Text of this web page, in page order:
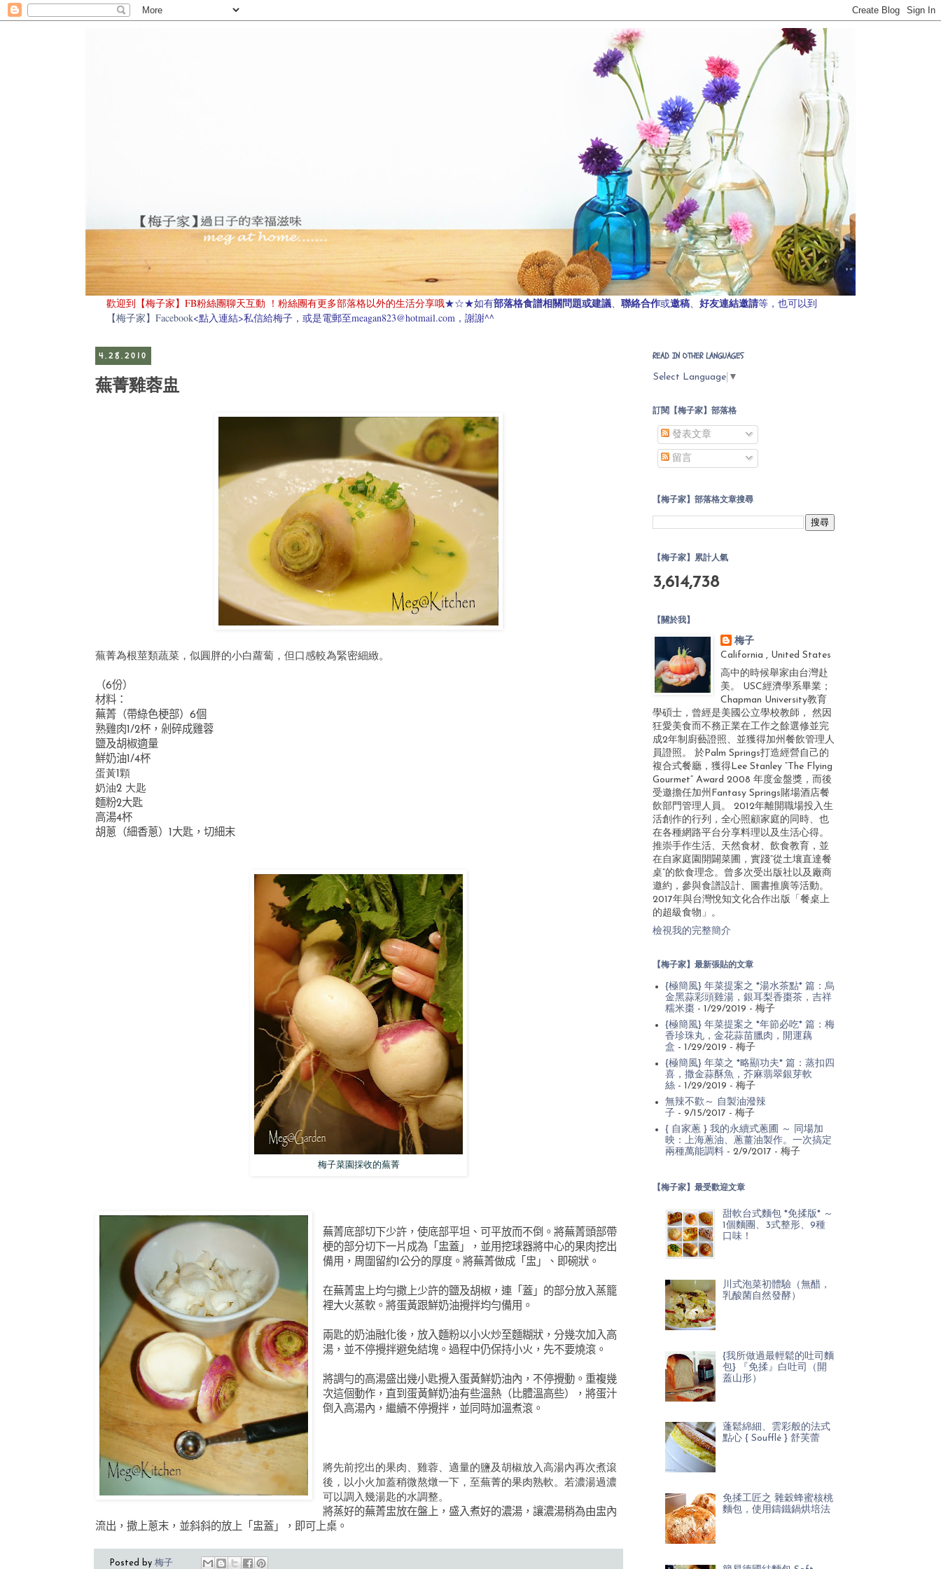
歡迎到 【梅子家】FB粉絲團聊天互動 ！粉絲團有更多部落格以外的生活分享哦★☆★如有部落格食譜相關問題或建議、 聯絡合作或邀稿、 好友連結邀請等，也可以到
【梅子家】Facebook<點入連結>私信給梅子，或是電郵至meagan823@hotmail.com，謝謝^^
4.28.2010
蕪菁雞蓉盅
蕪菁為根莖類蔬菜，似圓胖的小白蘿蔔，但口感較為緊密細緻。
（6份）
材料：
蕪菁（帶綠色梗部） 6個
熟雞肉 1/2杯，剁碎成雞蓉
鹽及胡椒適量
鮮奶油1/4杯
蛋黃1顆
奶油2 大匙
麵粉2大匙
高湯4杯
胡蔥（細香蔥） 1 大匙，切細末
梅子菜園採收的蕪菁
蕪菁底部切下少許，使底部平坦、可平放而不倒。將蕪菁頭部帶
梗的部分切下一片成為「盅蓋」，並用挖球器將中心的果肉挖出
備用，周圍留約1公分的厚度。將蕪菁做成「盅」、即碗狀。
在蕪菁盅上均勻撒上少許的鹽及胡椒，連「蓋」的部分放入蒸籠
裡大火蒸軟。將蛋黃跟鮮奶油攪拌均勻備用。
兩匙的奶油融化後，放入麵粉以小火炒至麵糊狀，分幾次加入高
湯，並不停攪拌避免結塊。過程中仍保持小火，先不要燒滾。
將調勻的高湯盛出幾小匙攪入蛋黃鮮奶油內，不停攪動。重複幾
次這個動作，直到蛋黃鮮奶油有些溫熱（比體溫高些），將蛋汁
倒入高湯內，繼續不停攪拌，並同時加溫煮滾。
將先前挖出的果肉、雞蓉、適量的鹽及胡椒放入高湯內再次煮滾
後，以小火加蓋稍微熬燉一下，至蕪菁的果肉熟軟。若濃湯過濃
可以調入幾湯匙的水調整。
將蒸好的蕪菁盅放在盤上，盛入煮好的濃湯，讓濃湯稍為由盅內
流出，撒上蔥末，並斜斜的放上「盅蓋」，即可上桌。
Posted by 梅子
READ IN OTHER LANGUAGES
Select Language ▼
訂閱【梅子家】部落格
發表文章
留言
【梅子家】部落格文章搜尋
【梅子家】累計人氣
3,614,738
【關於我】
梅子
California , United States
高中的時候舉家由台灣赴
美。 USC經濟學系畢業；
Chapman University教育
學碩士，曾經是美國公立學校教師， 然因
狂愛美食而不務正業在工作之餘選修並完
成2年制廚藝證照、並獲得加州餐飲管理人
員證照。 於Palm Springs打造經營自己的
複合式餐廳，獲得Lee Stanley “The Flying
Gourmet” Award 2008 年度金盤獎，而後
受邀擔任加州Fantasy Springs賭場酒店餐
飲部門管理人員。 2012年離開職場投入生
活創作的行列，全心照顧家庭的同時、也
在各種網路平台分享料理以及生活心得。
推崇手作生活、天然食材、飲食教育，並
在自家庭園開闢菜圃，實踐“從土壤直達餐
桌”的飲食理念。曾多次受出版社以及廠商
邀約，參與食譜設計、圖書推廣等活動。
2017年與台灣悅知文化合作出版「餐桌上
的超級食物」。
檢視我的完整簡介
【梅子家】最新張貼的文章
{極簡風} 年菜提案之 *湯水茶點* 篇：烏
金黑蒜彩頭雞湯，銀耳梨香棗茶，吉祥
糯米棗- 1/29/2019 - 梅子
{極簡風} 年菜提案之 *年節必吃* 篇：梅
香珍珠丸，金花蒜苗臘肉，開運藕
盒 - 1/29/2019 - 梅子
{極簡風} 年菜之 *略顯功夫* 篇：蒸扣四
喜，撒金蒜酥魚，芥麻翡翠銀芽軟
絲- 1/29/2019 - 梅子
無辣不歡～ 自製油潑辣
子- 9/15/2017 - 梅子
{ 自家蔥 } 我的永續式蔥圃 ～ 同場加
映：上海蔥油、蔥薑油製作。一次搞定
兩種萬能調料- 2/9/2017 - 梅子
【梅子家】最受歡迎文章
甜軟台式麵包 *免揉版* ～
1個麵團、3式整形、9種
口味！
川式泡菜初體驗（無醋，
乳酸菌自然發酵）
{我所做過最輕鬆的吐司麵
包} 『免揉』白吐司（開
蓋山形）
蓬鬆綿細、雲彩般的法式
點心 { Soufflé } 舒芙蕾
免揉工匠之 雜穀蜂蜜核桃
麵包，使用鑄鐵鍋烘培法